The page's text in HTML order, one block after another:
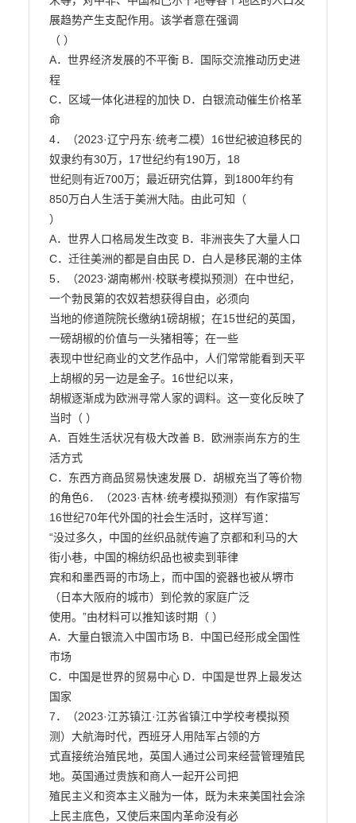
展趋势产生支配作用。该学者意在强调
（ ）
A．世界经济发展的不平衡 B．国际交流推动历史进
程
C．区域一体化进程的加快 D．白银流动催生价格革
命
4．（2023·辽宁丹东·统考二模）16世纪被迫移民的
奴隶约有30万，17世纪约有190万，18
世纪则有近700万；最近研究估算，到1800年约有
850万白人生活于美洲大陆。由此可知（
）
A．世界人口格局发生改变 B．非洲丧失了大量人口
C．迁往美洲的都是自由民 D．白人是移民潮的主体
5．（2023·湖南郴州·校联考模拟预测）在中世纪，
一个勃艮第的农奴若想获得自由，必须向
当地的修道院院长缴纳1磅胡椒；在15世纪的英国，
一磅胡椒的价值与一头猪相等；在一些
表现中世纪商业的文艺作品中，人们常常能看到天平
上胡椒的另一边是金子。16世纪以来，
胡椒逐渐成为欧洲寻常人家的调料。这一变化反映了
当时（ ）
A．百姓生活状况有极大改善 B．欧洲崇尚东方的生
活方式
C．东西方商品贸易快速发展 D．胡椒充当了等价物
的角色6．（2023·吉林·统考模拟预测）有作家描写
16世纪70年代外国的社会生活时，这样写道：
“没过多久，中国的丝织品就传遍了京都和利马的大
街小巷，中国的棉纺织品也被卖到菲律
宾和和墨西哥的市场上，而中国的瓷器也被从堺市
（日本大阪府的城市）到伦敦的家庭广泛
使用。”由材料可以推知该时期（ ）
A．大量白银流入中国市场 B．中国已经形成全国性
市场
C．中国是世界的贸易中心 D．中国是世界上最发达
国家
7．（2023·江苏镇江·江苏省镇江中学校考模拟预
测）大航海时代，西班牙人用陆军占领的方
式直接统治殖民地，英国人通过公司来经营管理殖民
地。英国通过贵族和商人一起开公司把
殖民主义和资本主义融为一体，既为未来美国社会涂
上民主底色，又使后来国内革命没有必